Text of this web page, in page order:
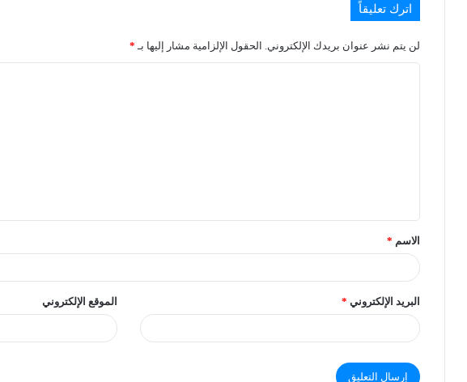
اترك تعليقاً
لن يتم نشر عنوان بريدك الإلكتروني. الحقول الإلزامية مشار إليها بـ *
الاسم *
البريد الإلكتروني * الموقع الإلكتروني